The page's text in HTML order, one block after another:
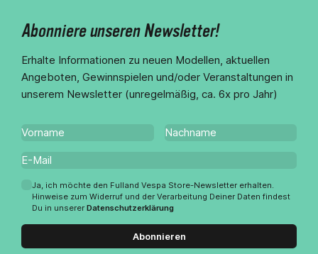
Abonniere unseren Newsletter!
Erhalte Informationen zu neuen Modellen, aktuellen
Angeboten, Gewinnspielen und/oder Veranstaltungen in
unserem Newsletter (unregelmäßig, ca. 6x pro Jahr)
Ja, ich möchte den Fulland Vespa Store-Newsletter erhalten.
Hinweise zum Widerruf und der Verarbeitung Deiner Daten findest
Du in unserer Datenschutzerklärung
Abonnieren